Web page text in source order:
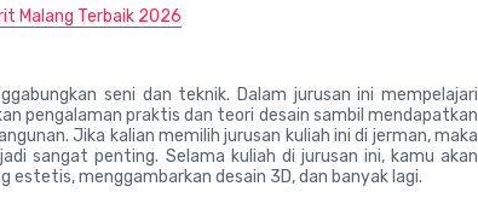
Malang Terbaik 2026
seni dan teknik. Dalam jurusan ini mempelajari
pengalaman praktis dan teori desain sambil mendapatkan
Jika kalian memilih jurusan kuliah ini di jerman, maka
sangat penting. Selama kuliah di jurusan ini, kamu akan
estetis, menggambarkan desain 3D, dan banyak lagi.